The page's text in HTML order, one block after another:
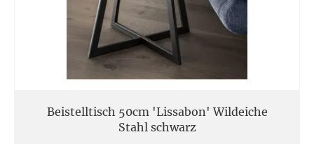
Beistelltisch 50cm 'Lissabon' Wildeiche
Stahl schwarz